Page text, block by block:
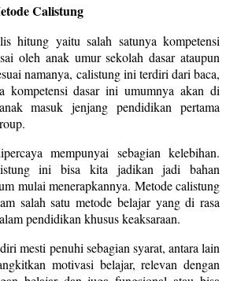
Calistung
hitung yaitu salah satunya kompetensi
oleh anak umur sekolah dasar ataupun
namanya, calistung ini terdiri dari baca,
kompetensi dasar ini umumnya akan di
masuk jenjang pendidikan pertama
mempunyai sebagian kelebihan.
ini bisa kita jadikan jadi bahan
mulai menerapkannya. Metode calistung
salah satu metode belajar yang di rasa
pendidikan khusus keaksaraan.
mesti penuhi sebagian syarat, antara lain
motivasi belajar, relevan dengan